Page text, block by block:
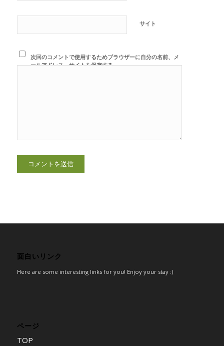
サイト
次回のコメントで使用するためブラウザーに自分の名前、メ
ールアドレス、サイトを保存する。
面白いリンク
Here are some interesting links for you! Enjoy your stay :)
ページ
TOP